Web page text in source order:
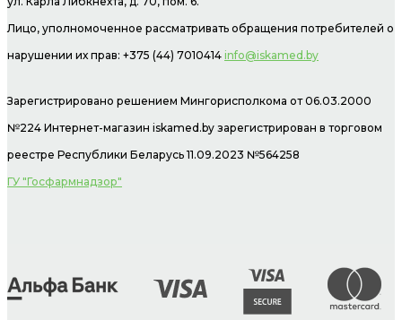
Лицо, уполномоченное рассматривать обращения потребителей о
нарушении их прав: +375 (44) 7010414 info@iskamed.by
Зарегистрировано решением Мингорисполкома от 06.03.2000
№224 Интернет-магазин iskamed.by зарегистрирован в торговом
реестре Республики Беларусь 11.09.2023 №564258
ГУ "Госфармнадзор"